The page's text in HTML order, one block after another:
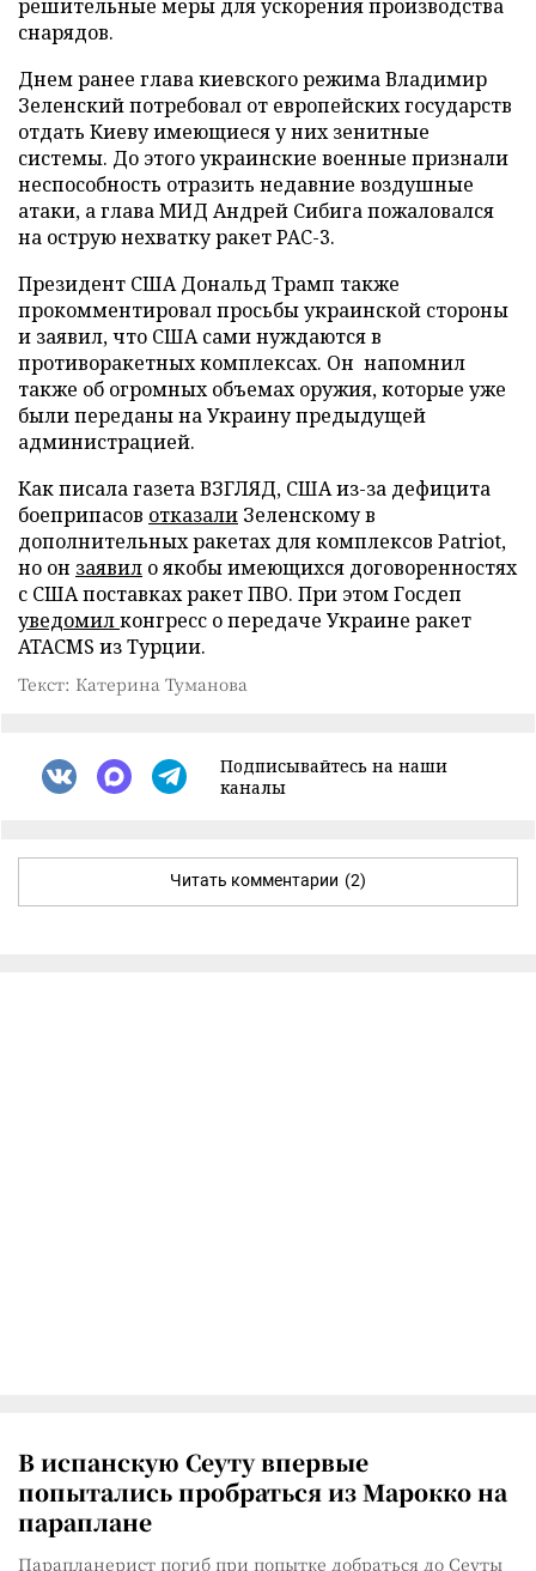
решительные меры для ускорения производства
снарядов.
Днем ранее глава киевского режима Владимир
Зеленский потребовал от европейских государств
отдать Киеву имеющиеся у них зенитные
системы. До этого украинские военные признали
неспособность отразить недавние воздушные
атаки, а глава МИД Андрей Сибига пожаловался
на острую нехватку ракет PAC-3.
Президент США Дональд Трамп также
прокомментировал просьбы украинской стороны
и заявил, что США сами нуждаются в
противоракетных комплексах. Он напомнил
также об огромных объемах оружия, которые уже
были переданы на Украину предыдущей
администрацией.
Как писала газета ВЗГЛЯД, США из-за дефицита
боеприпасов отказали Зеленскому в
дополнительных ракетах для комплексов Patriot,
но он заявил о якобы имеющихся договоренностях
с США поставках ракет ПВО. При этом Госдеп
уведомилконгресс о передаче Украине ракет
ATACMS из Турции.
Текст: Катерина Туманова
Подписывайтесь на наши
каналы
Читать комментарии (2)
В испанскую Сеуту впервые
попытались пробраться из Марокко на
параплане
Парапланерист погиб при попытке добраться до Сеуты